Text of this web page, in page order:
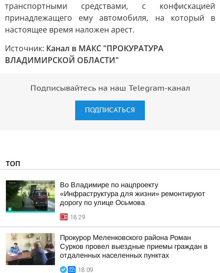
транспортными средствами, с конфискацией
принадлежащего ему автомобиля, на который в
настоящее время наложен арест.
Источник: Канал в МАКС "ПРОКУРАТУРА
ВЛАДИМИРСКОЙ ОБЛАСТИ"
Подписывайтесь на наш Telegram-канал
ПОДПИСАТЬСЯ
ТОП
Во Владимире по нацпроекту
«Инфраструктура для жизни» ремонтируют
дорогу по улице Осьмова
18:29
Прокурор Меленковского района Роман
Сурков провел выездные приемы граждан в
отдаленных населенных пунктах
18:09